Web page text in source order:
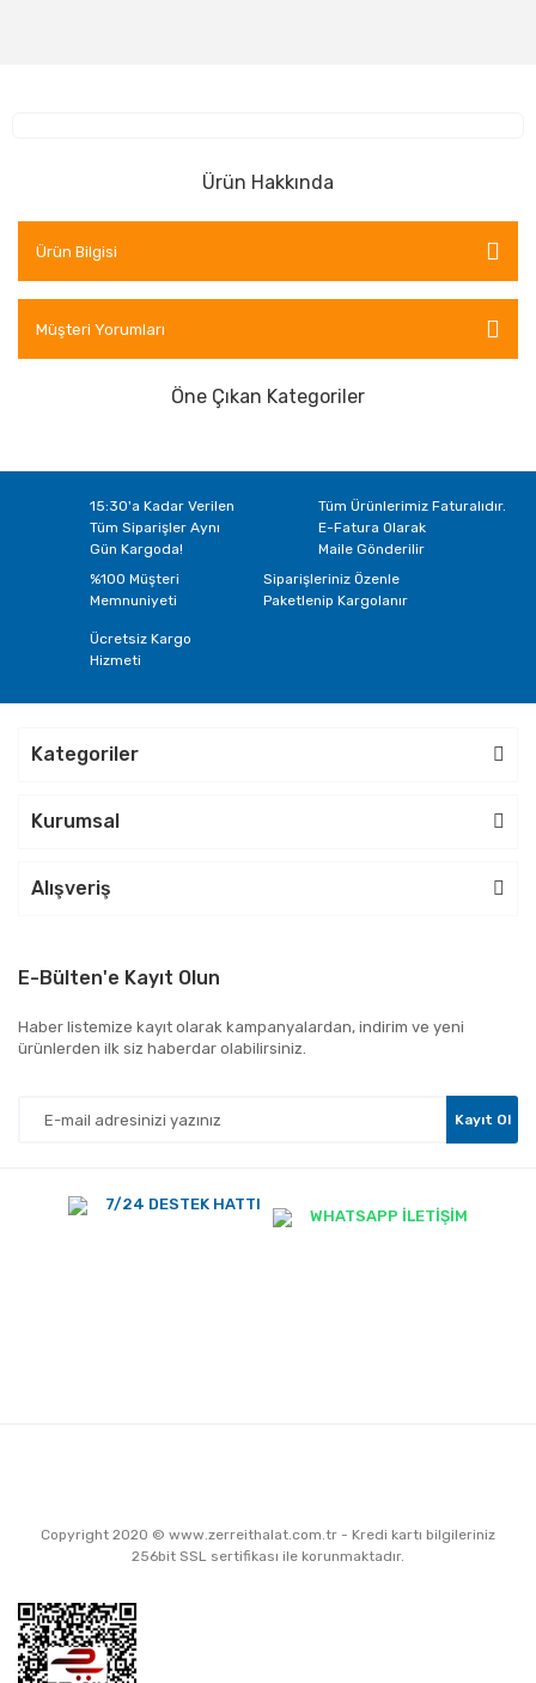
Ürün Hakkında
Ürün Bilgisi
Müşteri Yorumları
Öne Çıkan Kategoriler
15:30'a Kadar Verilen
Tüm Siparişler Aynı
Gün Kargoda!
Tüm Ürünlerimiz Faturalıdır.
E-Fatura Olarak
Maile Gönderilir
%100 Müşteri
Memnuniyeti
Siparişleriniz Özenle
Paketlenip Kargolanır
Ücretsiz Kargo
Hizmeti
Kategoriler
Kurumsal
Alışveriş
E-Bülten'e Kayıt Olun
Haber listemize kayıt olarak kampanyalardan, indirim ve yeni
ürünlerden ilk siz haberdar olabilirsiniz.
Kayıt Ol
7/24 DESTEK HATTI
WHATSAPP İLETİŞİM
Copyright 2020 © www.zerreithalat.com.tr - Kredi kartı bilgileriniz
256bit SSL sertifikası ile korunmaktadır.